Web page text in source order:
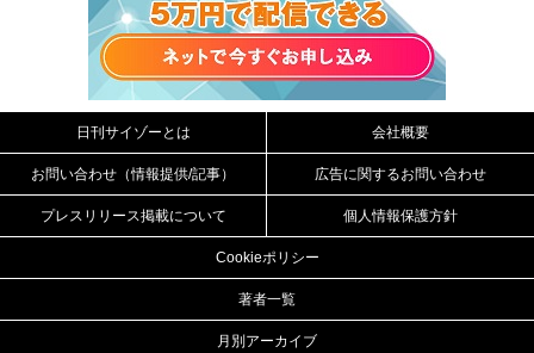
日刊サイゾーとは 会社概要
お問い合わせ（情報提供/記事） 広告に関するお問い合わせ
プレスリリース掲載について 個人情報保護方針
Cookieポリシー
著者一覧
月別アーカイブ